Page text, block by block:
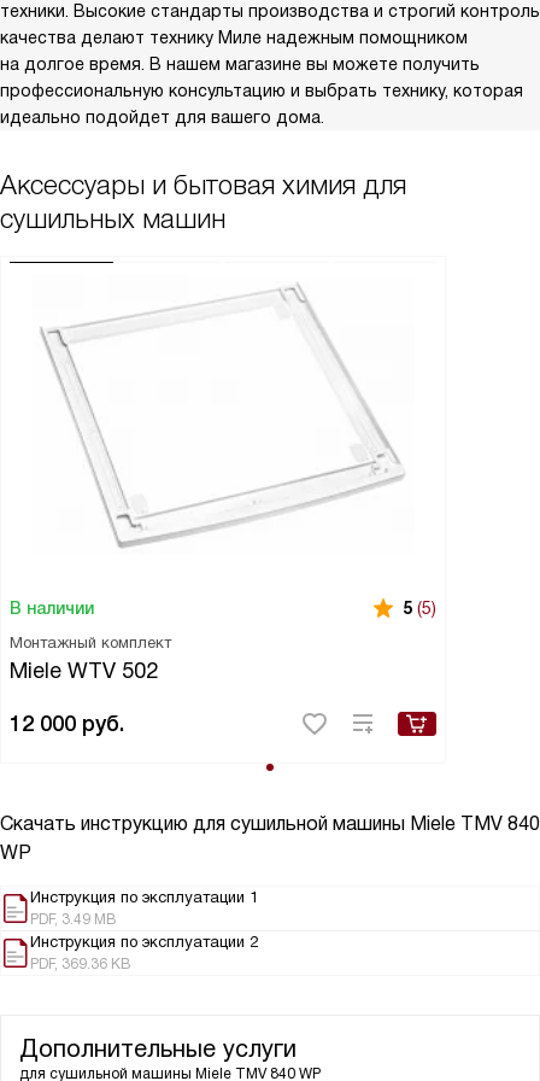
техники. Высокие стандарты производства и строгий контроль
качества делают технику Миле надежным помощником
на долгое время. В нашем магазине вы можете получить
профессиональную консультацию и выбрать технику, которая
идеально подойдет для вашего дома.
Аксессуары и бытовая химия для
сушильных машин
В наличии 5 (5)
Монтажный комплект
Miele WTV 502
12 000 руб.
Скачать инструкцию для сушильной машины Miele TMV 840
WP
Инструкция по эксплуатации 1
PDF, 3.49 MB
Инструкция по эксплуатации 2
PDF, 369.36 KB
Дополнительные услуги
для сушильной машины Miele TMV 840 WP